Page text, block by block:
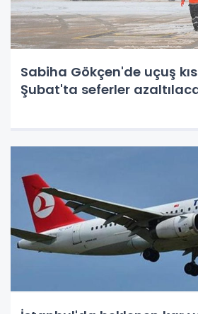
Sabiha Gökçen'de uçuş
Şubat'ta seferler